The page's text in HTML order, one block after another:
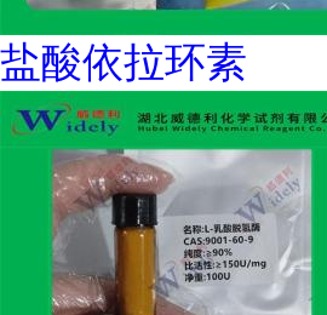
盐酸依拉环素